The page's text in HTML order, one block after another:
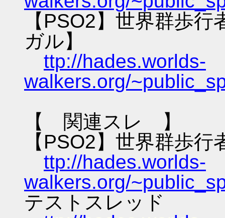
【PSO2】世界群歩
ガル】
ttp://hades.worlds-
walkers.org/
【 関連スレ 】
【PSO2】世界群歩
ttp://hades.worlds-
walkers.org/
テストスレッド